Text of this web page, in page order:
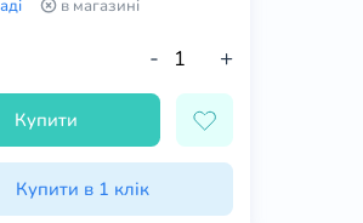
в магазині
- +
Купити
Купити в 1 клік